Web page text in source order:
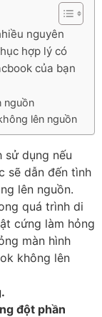
nguyên
hợp lý có
của bạn
nguồn
lên nguồn
sử dụng nếu
sẽ dẫn đến tình
lên nguồn.
quá trình di
cứng làm hỏng
màn hình
không lên
đột phần